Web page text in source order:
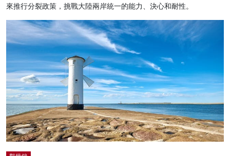
來推行分裂政策，挑戰大陸兩岸統一的能力、決心和耐性。